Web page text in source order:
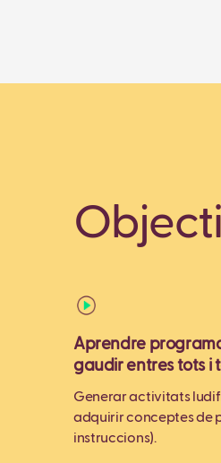
Aprendre
gaudir entres tots i
Generar activitats
adquirir conceptes de
instruccions).